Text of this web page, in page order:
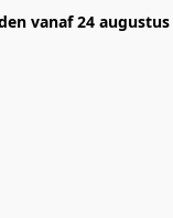
vanaf 24